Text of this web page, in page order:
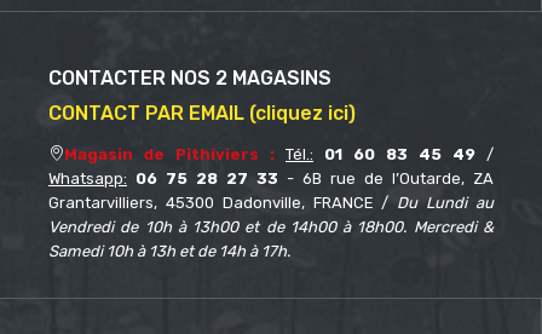
CONTACTER NOS 2 MAGASINS
CONTACT PAR EMAIL (cliquez ici)
Magasin de Pithiviers : Tél.: 01 60 83 45 49 /
Whatsapp: 06 75 28 27 33 - 6B rue de l’Outarde, ZA
Grantarvilliers, 45300 Dadonville, FRANCE / Du Lundi au
Vendredi de 10h à 13h00 et de 14h00 à 18h00. Mercredi &
Samedi 10h à 13h et de 14h à 17h.